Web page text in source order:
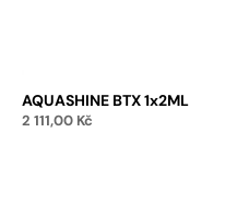
AQUASHINE BTX 1x2ML
2 111,00 Kč